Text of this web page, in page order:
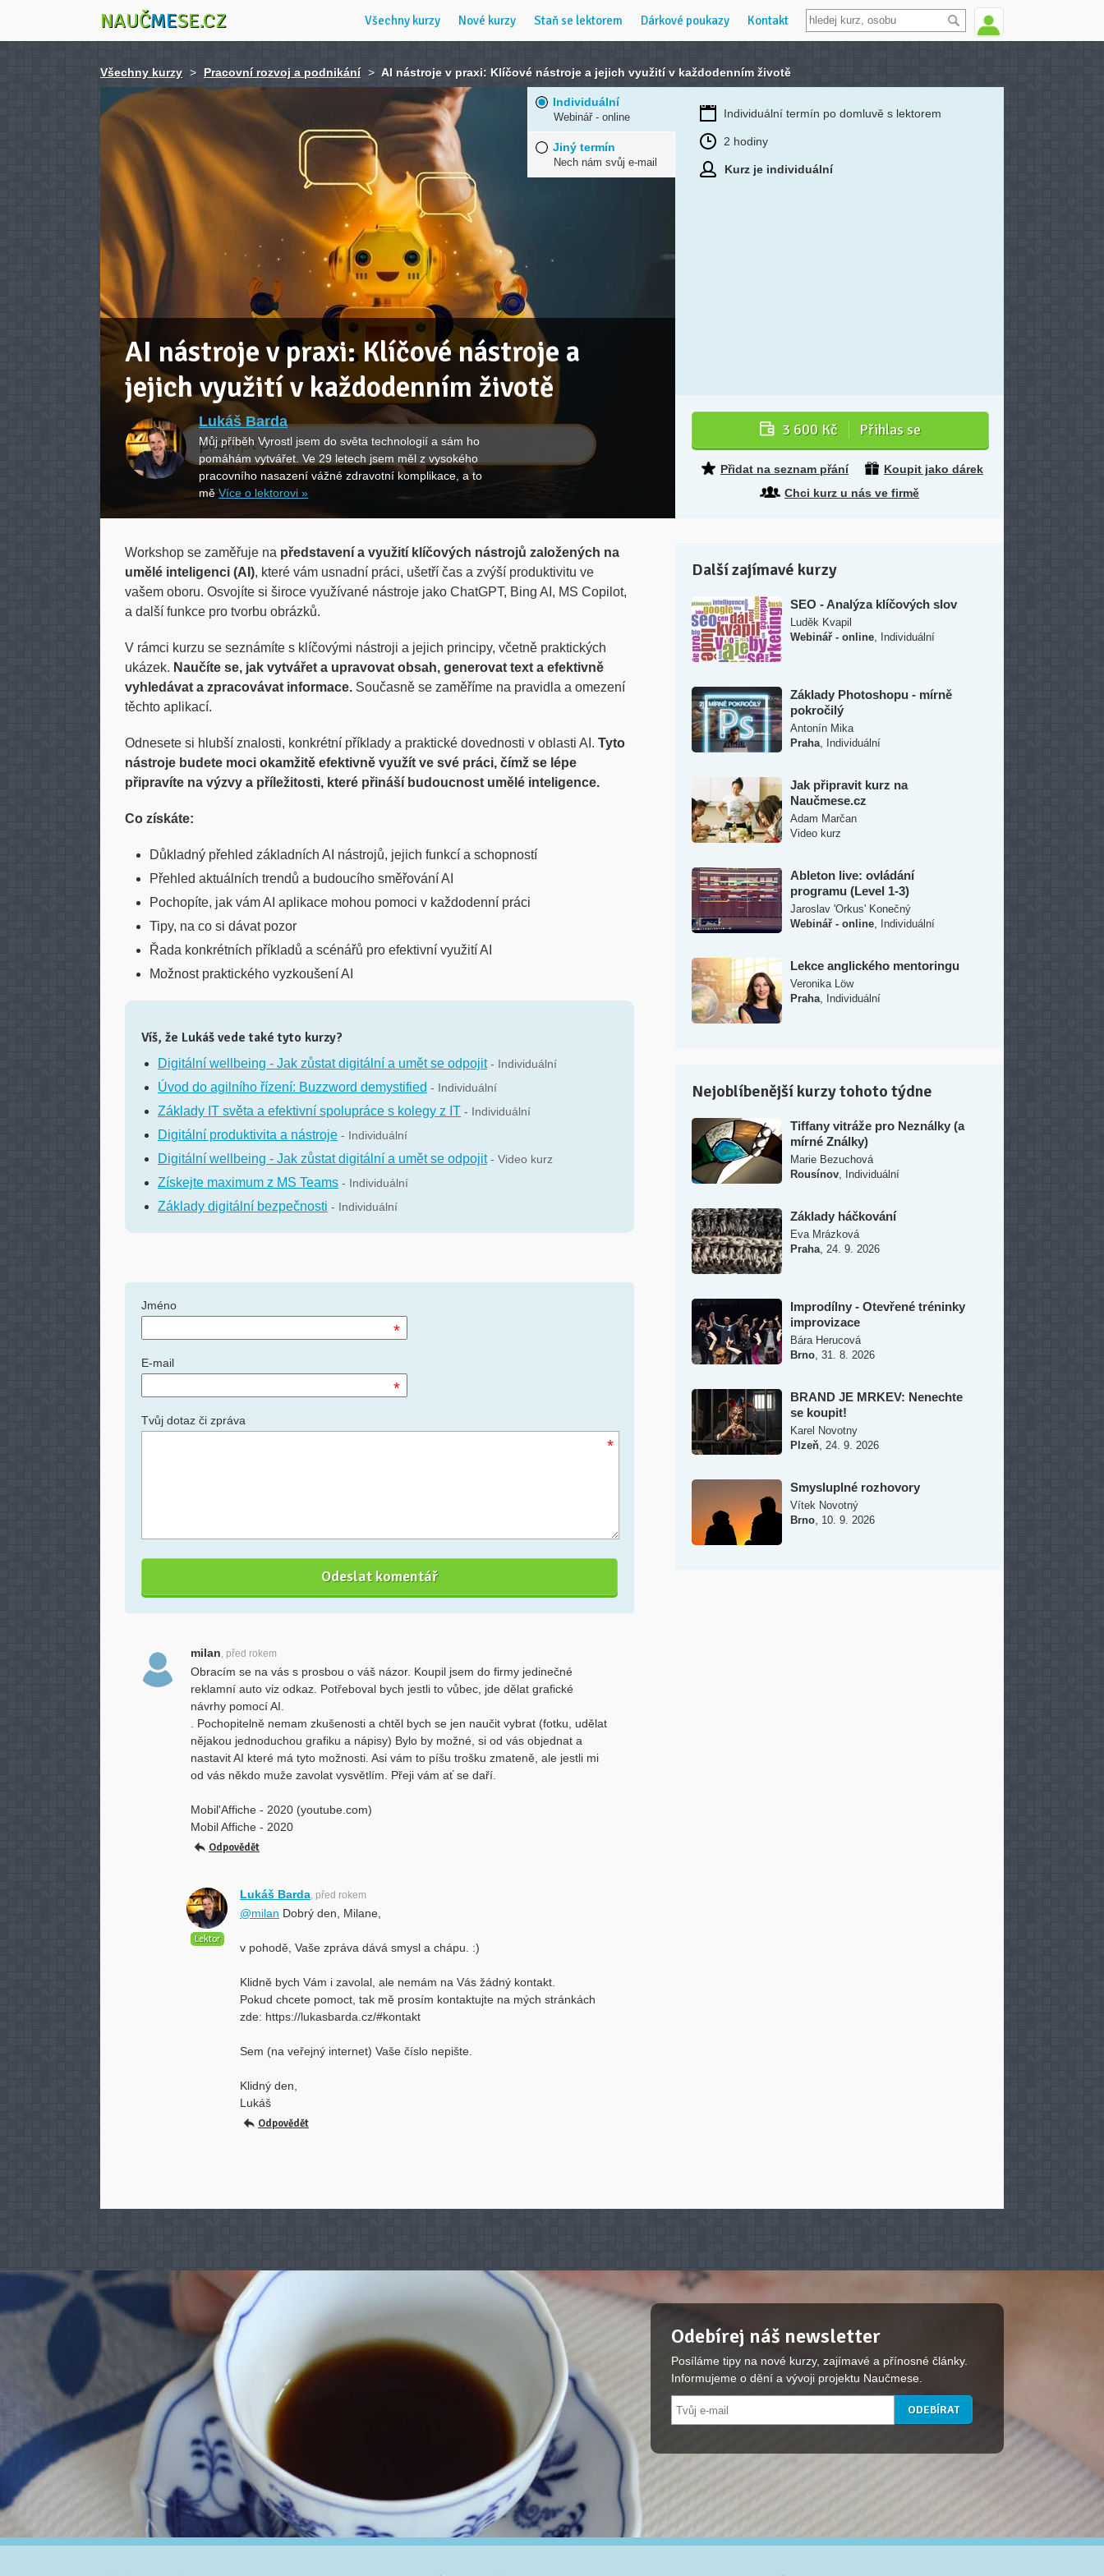
NAUČMESE.CZ Všechny kurzy Nové kurzy Staň se lektorem Dárkové poukazy Kontakt
Všechny kurzy > Pracovní rozvoj a podnikání > AI nástroje v praxi: Klíčové nástroje a jejich využití v každodenním životě
AI nástroje v praxi: Klíčové nástroje a
jejich využití v každodenním životě
Lukáš Barda
Můj příběh Vyrostl jsem do světa technologií a sám ho
pomáhám vytvářet. Ve 29 letech jsem měl z vysokého
pracovního nasazení vážné zdravotní komplikace, a to
mě Více o lektorovi »
Individuální
Webinář - online
Jiný termín
Nech nám svůj e-mail
Individuální termín po domluvě s lektorem
2 hodiny
Kurz je individuální
3 600 Kč Přihlas se
Přidat na seznam přání
Koupit jako dárek
Chci kurz u nás ve firmě
Workshop se zaměřuje na představení a využití klíčových nástrojů založených na
umělé inteligenci (AI), které vám usnadní práci, ušetří čas a zvýší produktivitu ve
vašem oboru. Osvojíte si široce využívané nástroje jako ChatGPT, Bing AI, MS Copilot,
a další funkce pro tvorbu obrázků.
V rámci kurzu se seznámíte s klíčovými nástroji a jejich principy, včetně praktických
ukázek. Naučíte se, jak vytvářet a upravovat obsah, generovat text a efektivně
vyhledávat a zpracovávat informace. Současně se zaměříme na pravidla a omezení
těchto aplikací.
Odnesete si hlubší znalosti, konkrétní příklady a praktické dovednosti v oblasti AI. Tyto
nástroje budete moci okamžitě efektivně využít ve své práci, čímž se lépe
připravíte na výzvy a příležitosti, které přináší budoucnost umělé inteligence.
Co získáte:
Důkladný přehled základních AI nástrojů, jejich funkcí a schopností
Přehled aktuálních trendů a budoucího směřování AI
Pochopíte, jak vám AI aplikace mohou pomoci v každodenní práci
Tipy, na co si dávat pozor
Řada konkrétních příkladů a scénářů pro efektivní využití AI
Možnost praktického vyzkoušení AI
Víš, že Lukáš vede také tyto kurzy?
Digitální wellbeing - Jak zůstat digitální a umět se odpojit - Individuální
Úvod do agilního řízení: Buzzword demystified - Individuální
Základy IT světa a efektivní spolupráce s kolegy z IT - Individuální
Digitální produktivita a nástroje - Individuální
Digitální wellbeing - Jak zůstat digitální a umět se odpojit - Video kurz
Získejte maximum z MS Teams - Individuální
Základy digitální bezpečnosti - Individuální
Jméno
*
E-mail
*
Tvůj dotaz či zpráva
*
milan, před rokem
Obracím se na vás s prosbou o váš názor. Koupil jsem do firmy jedinečné
reklamní auto viz odkaz. Potřeboval bych jestli to vůbec, jde dělat grafické
návrhy pomocí AI.
. Pochopitelně nemam zkušenosti a chtěl bych se jen naučit vybrat (fotku, udělat
nějakou jednoduchou grafiku a nápisy) Bylo by možné, si od vás objednat a
nastavit AI které má tyto možnosti. Asi vám to píšu trošku zmateně, ale jestli mi
od vás někdo muže zavolat vysvětlím. Přeji vám ať se daří.
Mobil'Affiche - 2020 (youtube.com)
Mobil Affiche - 2020
Odpovědět
Lektor
Lukáš Barda, před rokem
@milan Dobrý den, Milane,
v pohodě, Vaše zpráva dává smysl a chápu. :)
Klidně bych Vám i zavolal, ale nemám na Vás žádný kontakt.
Pokud chcete pomoct, tak mě prosím kontaktujte na mých stránkách
zde: https://lukasbarda.cz/#kontakt
Sem (na veřejný internet) Vaše číslo nepište.
Klidný den,
Lukáš
Odpovědět
Další zajímavé kurzy
SEO - Analýza klíčových slov
Luděk Kvapil
Webinář - online
Individuální
Základy Photoshopu - mírně
pokročilý
Antonín Mika
Praha
Individuální
Jak připravit kurz na
Naučmese.cz
Adam Marčan
Video kurz
Ableton live: ovládání
programu (Level 1-3)
Jaroslav 'Orkus' Konečný
Webinář - online
Individuální
Lekce anglického mentoringu
Veronika Löw
Praha
Individuální
Nejoblíbenější kurzy tohoto týdne
Tiffany vitráže pro Neználky (a
mírné Ználky)
Marie Bezuchová
Rousínov
Individuální
Základy háčkování
Eva Mrázková
Praha 24. 9. 2026
Improdílny - Otevřené tréninky
improvizace
Bára Herucová
Brno 31. 8. 2026
BRAND JE MRKEV: Nenechte
se koupit!
Karel Novotny
Plzeň 24. 9. 2026
Smysluplné rozhovory
Vítek Novotný
Brno 10. 9. 2026
Odebírej náš newsletter
Posíláme tipy na nové kurzy, zajímavé a přínosné články.
Informujeme o dění a vývoji projektu Naučmese.